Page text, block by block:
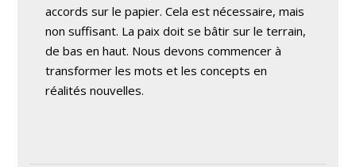
accords sur le papier. Cela est nécessaire, mais
non suffisant. La paix doit se bâtir sur le terrain,
de bas en haut. Nous devons commencer à
transformer les mots et les concepts en
réalités nouvelles.